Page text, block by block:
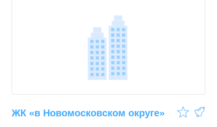
ЖК «в Новомосковском округе»